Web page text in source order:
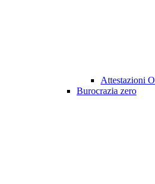
Attestazioni
Burocrazia zero